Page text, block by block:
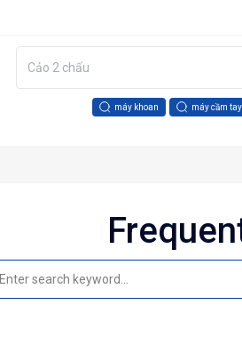
máy khoan máy cầm tay